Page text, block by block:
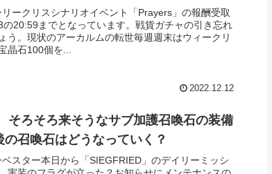
リークリスシナリオイベント「Prayers」の報酬受取
20:59までとなっています。戦貨ガチャの引き忘れ
う。現状のアーカルムの転世毎週週末はウィークリ
晶石100個を...
2022.12.12
そろそろ来そうなサブ加護召喚石の装備
召喚石はどうなっていく？
ベスター本日から「SIEGFRIED」のデイリーミッシ